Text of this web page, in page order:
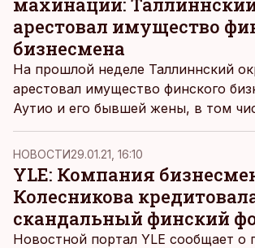
арестовал имущество
бизнесмена
На прошлой неделе Таллиннский
арестовал имущество финского
Аутио и его бывшей жены, в том
дорогих автомобиля.
НОВОСТИ29.01.21, 16:10
YLE: Компания
Колесникова
скандальный финский
Новостной портал YLE сообщает о